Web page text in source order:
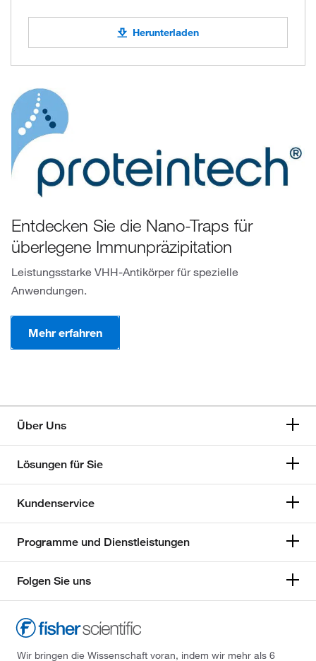
Herunterladen
Entdecken Sie die Nano-Traps für
überlegene Immunpräzipitation
Leistungsstarke VHH-Antikörper für spezielle
Anwendungen.
Mehr erfahren
Über Uns
Lösungen für Sie
Kundenservice
Programme und Dienstleistungen
Folgen Sie uns
Wir bringen die Wissenschaft voran, indem wir mehr als 6